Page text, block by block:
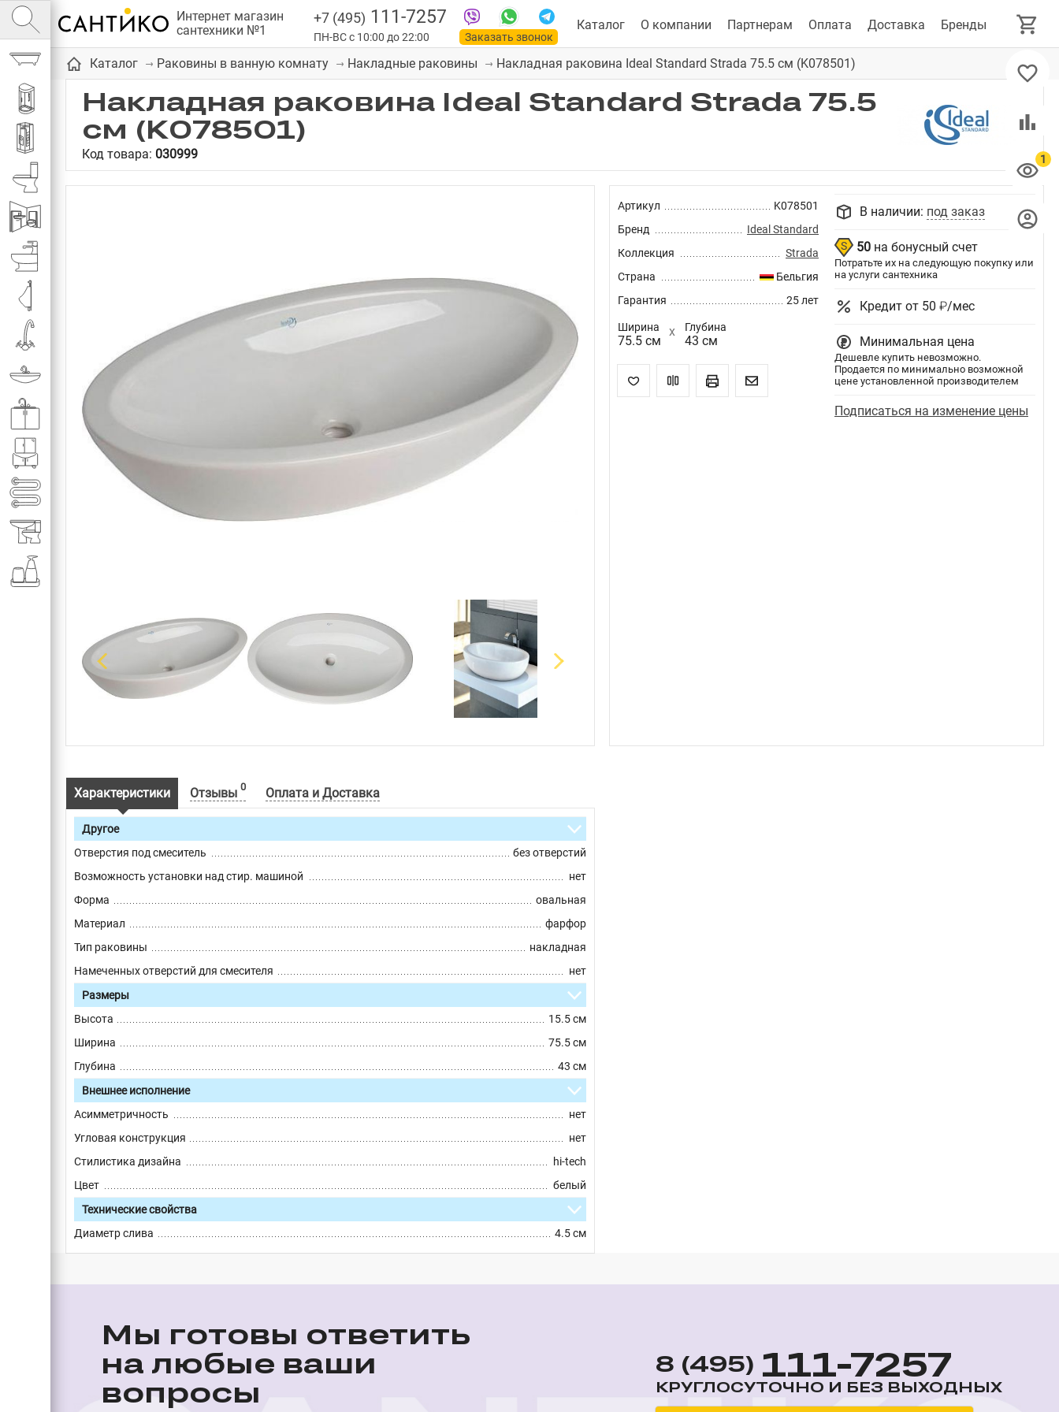
Интернет магазин
сантехники №1
+7 (495) 111-7257
ПН-ВС с 10:00 до 22:00
Заказать звонок
Ванны
Душевые кабины
Душевые
Раковины в ванную комнату
Кухонные мойки
Мебель для ванной комнаты
Полотенце­сушители
Каталог О компании Партнерам Оплата Доставка Бренды
Каталог Раковины в ванную комнату Накладные раковины Накладная раковина Ideal Standard Strada 75.5 см (K078501)
Накладная раковина Ideal Standard Strada 75.5
см (K078501)
Код товара: 030999
Артикул
K078501
Бренд
Ideal Standard
Коллекция
Strada
Страна
Бельгия
Гарантия
25 лет
Ширина
75.5 см
Глубина
43 см
В наличии: под заказ
50 на бонусный счет
Потратьте их на следующую покупку или
на услуги сантехника
Кредит от 50 ₽/мес
Минимальная цена
Дешевле купить невозможно.
Продается по минимально возможной
цене установленной производителем
Подписаться на изменение цены
Характеристики Отзывы 0 Оплата и Доставка
Другое
Отверстия под смеситель
без отверстий
Возможность установки над стир. машиной
нет
Форма
овальная
Материал
фарфор
Тип раковины
накладная
Намеченных отверстий для смесителя
нет
Размеры
Высота
15.5 см
Ширина
75.5 см
Глубина
43 см
Внешнее исполнение
Асимметричность
нет
Угловая конструкция
нет
Стилистика дизайна
hi-tech
Цвет
белый
Технические свойства
Диаметр слива
4.5 см
Мы готовы ответить
на любые ваши
вопросы
8 (495) 111-7257
КРУГЛОСУТОЧНО И БЕЗ ВЫХОДНЫХ